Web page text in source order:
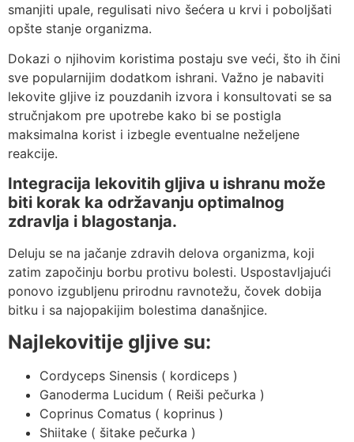
smanjiti upale, regulisati nivo šećera u krvi i poboljšati
opšte stanje organizma.
Dokazi o njihovim koristima postaju sve veći, što ih čini
sve popularnijim dodatkom ishrani. Važno je nabaviti
lekovite gljive iz pouzdanih izvora i konsultovati se sa
stručnjakom pre upotrebe kako bi se postigla
maksimalna korist i izbegle eventualne neželjene
reakcije.
Integracija lekovitih gljiva u ishranu može
biti korak ka održavanju optimalnog
zdravlja i blagostanja.
Deluju se na jačanje zdravih delova organizma, koji
zatim započinju borbu protivu bolesti. Uspostavljajući
ponovo izgubljenu prirodnu ravnotežu, čovek dobija
bitku i sa najopakijim bolestima današnjice.
Najlekovitije gljive su:
Cordyceps Sinensis ( kordiceps )
Ganoderma Lucidum ( Reiši pečurka )
Coprinus Comatus ( koprinus )
Shiitake ( šitake pečurka )